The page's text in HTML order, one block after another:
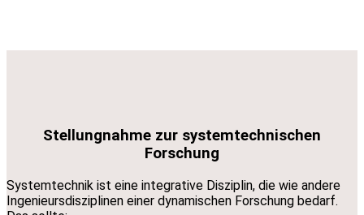
Stellungnahme zur systemtechnischen
Forschung
Systemtechnik ist eine integrative Disziplin, die wie andere
Ingenieursdisziplinen einer dynamischen Forschung bedarf.